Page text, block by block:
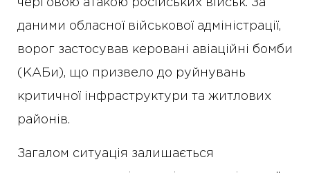
черговою атакою російських військ. За
даними обласної військової адміністрації,
ворог застосував керовані авіаційні бомби
(КАБи), що призвело до руйнувань
критичної інфраструктури та житлових
районів.
Загалом ситуація залишається